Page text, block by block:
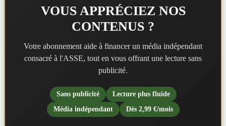
VOUS APPRÉCIEZ NOS
CONTENUS ?
Votre abonnement aide à financer un média indépendant
consacré à l'ASSE, tout en vous offrant une lecture sans
publicité.
Sans publicité
Lecture plus fluide
Média indépendant
Dès 2,99 €/mois